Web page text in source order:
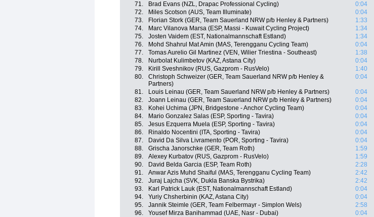
71.
Brad Evans (NZL, Drapac Professional Cycling)
0:04
72.
Miles Scotson (AUS, Team Illuminate)
0:04
73.
Florian Stork (GER, Team Sauerland NRW p/b Henley & Partners)
1:33
74.
Marc Vilanova Marsa (ESP, Massi - Kuwait Cycling Project)
1:34
75.
Josten Vaidem (EST, Nationalmannschaft Estland)
1:34
76.
Mohd Shahrul Mat Amin (MAS, Terengganu Cycling Team)
0:04
77.
Tomas Aurelio Gil Martinez (VEN, Wilier Triestina - Southeast)
1:38
78.
Nurbolat Kulimbetov (KAZ, Astana City)
0:04
79.
Kirill Sveshnikov (RUS, Gazprom - RusVelo)
1:40
80.
Christoph Schweizer (GER, Team Sauerland NRW p/b Henley &
Partners)
0:04
81. Louis Leinau (GER, Team Sauerland NRW p/b Henley & Partners)
0:04
82.
Joann Leinau (GER, Team Sauerland NRW p/b Henley & Partners)
0:04
83.
Kohei Uchima (JPN, Bridgestone - Anchor Cycling Team)
0:04
84.
Mario Gonzalez Salas (ESP, Sporting - Tavira)
0:04
85.
Jesus Ezquerra Muela (ESP, Sporting - Tavira)
0:04
86.
Rinaldo Nocentini (ITA, Sporting - Tavira)
0:04
87.
David Da Silva Livramento (POR, Sporting - Tavira)
0:04
88.
Grischa Janorschke (GER, Team Roth)
1:59
89.
Alexey Kurbatov (RUS, Gazprom - RusVelo)
1:59
90.
David Belda Garcia (ESP, Team Roth)
2:28
91.
Anwar Azis Muhd Shaiful (MAS, Terengganu Cycling Team)
2:42
92.
Juraj Lajcha (SVK, Dukla Banska Bystrika)
2:42
93.
Karl Patrick Lauk (EST, Nationalmannschaft Estland)
0:04
94.
Yuriy Chsherbinin (KAZ, Astana City)
0:04
95.
Jannik Steimle (GER, Team Felbermayr - Simplon Wels)
2:58
96.
Yousef Mirza Banihammad (UAE, Nasr - Dubai)
0:04